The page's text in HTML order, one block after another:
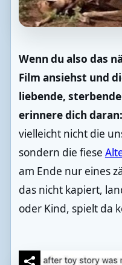
Wenn du also das
Film ansiehst und
liebende,
erinnere dich daran:
vielleicht nicht die
sondern die fiese
am Ende nur eines
das nicht kapiert,
oder Kind, spielt da